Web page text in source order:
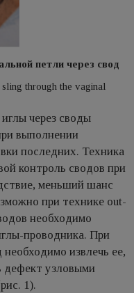
петли через свод
through the vaginal
через своды
выполнении
последних. Техника
контроль сводов при
меньший шанс
при технике out-
необходимо
проводника. При
извлечь ее,
дефект узловыми
1).